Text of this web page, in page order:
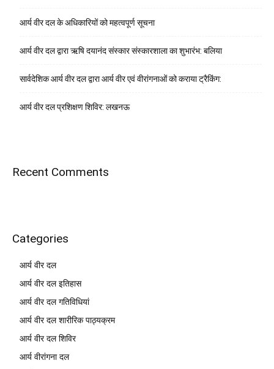
आर्य वीर दल के अधिकारियों को महत्वपूर्ण सूचना
आर्य वीर दल द्वारा ऋषि दयानंद संस्कार संस्कारशाला का शुभारंभ: बलिया
सार्वदेशिक आर्य वीर दल द्वारा आर्य वीर एवं वीरांगनाओं को कराया ट्रैकिंग:
आर्य वीर दल प्रशिक्षण शिविर: लखनऊ
Recent Comments
Categories
आर्य वीर दल
आर्य वीर दल इतिहास
आर्य वीर दल गतिविधियां
आर्य वीर दल शारीरिक पाठ्यक्रम
आर्य वीर दल शिविर
आर्य वीरांगना दल